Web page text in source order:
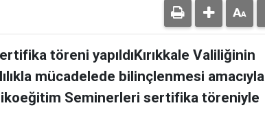
töreni yapıldıKırıkkale Valiliğinin
mücadelede bilinçlenmesi amacıyla
Seminerleri sertifika töreniyle